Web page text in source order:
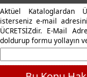
Aktüel Kataloglardan
isterseniz e-mail
ÜCRETSİZdir. E-Mail
doldurup formu yollayın